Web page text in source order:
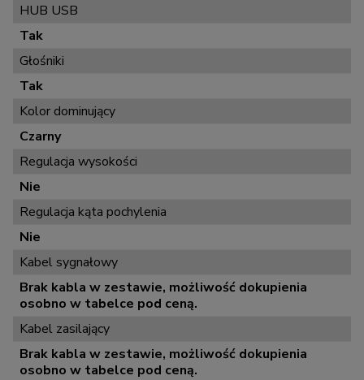
HUB USB
Tak
Głośniki
Tak
Kolor dominujący
Czarny
Regulacja wysokości
Nie
Regulacja kąta pochylenia
Nie
Kabel sygnałowy
Brak kabla w zestawie, możliwość dokupienia
osobno w tabelce pod ceną.
Kabel zasilający
Brak kabla w zestawie, możliwość dokupienia
osobno w tabelce pod ceną.